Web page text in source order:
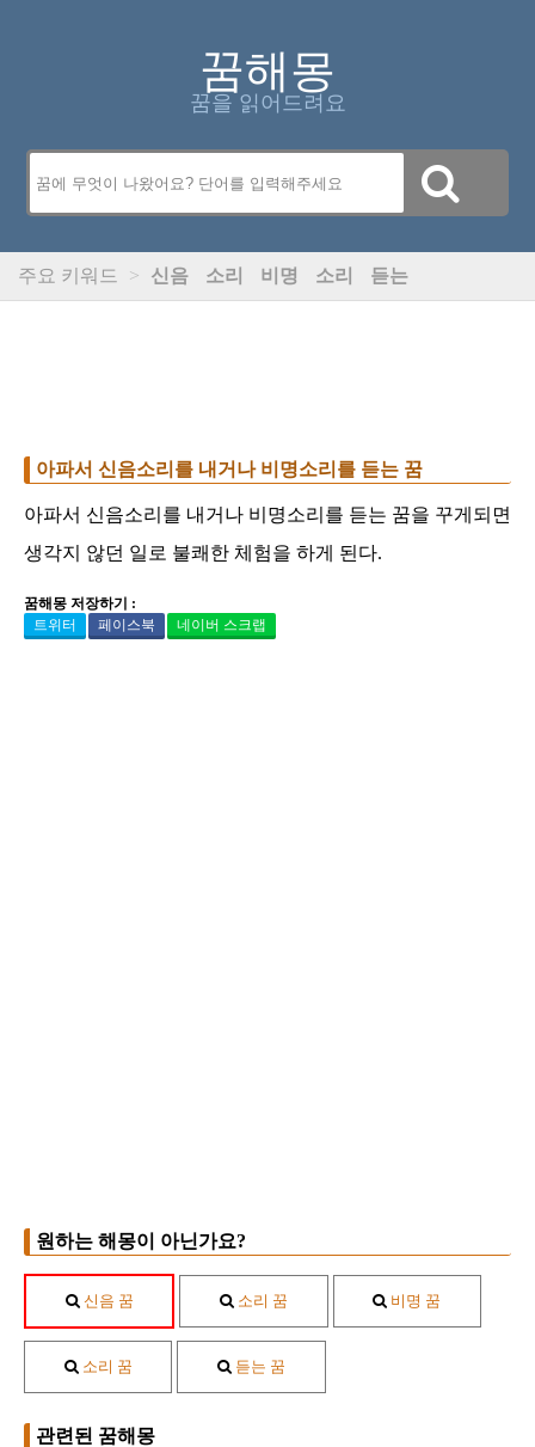
꿈해몽
꿈을 읽어드려요
주요 키워드 > 신음 소리 비명 소리 듣는
아파서 신음소리를 내거나 비명소리를 듣는 꿈
아파서 신음소리를 내거나 비명소리를 듣는 꿈을 꾸게되면
생각지 않던 일로 불쾌한 체험을 하게 된다.
꿈해몽 저장하기 :
트위터
페이스북 네이버 스크랩
원하는 해몽이 아닌가요?
신음 꿈 소리 꿈 비명 꿈
소리 꿈 듣는 꿈
관련된 꿈해몽